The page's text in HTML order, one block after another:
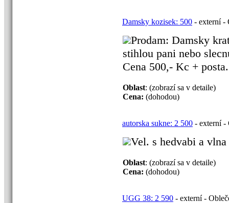
Damsky kozisek: 500 - externí -
Prodam: Damsky
stihlou pani nebo
Cena 500,- Kc +
Oblast: (zobrazí sa v detaile)
Cena: (dohodou)
autorska sukne: 2 500 - externí -
Vel. s hedvabi a
Oblast: (zobrazí sa v detaile)
Cena: (dohodou)
UGG 38: 2 590 - externí -